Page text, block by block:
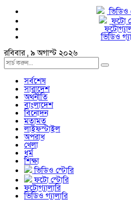
ভিডিও
ফটো
ভিডিও
রবিবার , ৯ অগাস্ট ২০২৬
সর্বশেষ
সারাদেশ
অর্থনীতি
বাংলাদেশ
বিনোদন
মতামত
লাইফস্টাইল
অপরাধ
খেলা
ধর্ম
শিক্ষা
ভিডিও স্টোরি
ফটো স্টোরি
ফটোগ্যালারি
ভিডিও গ্যালারি